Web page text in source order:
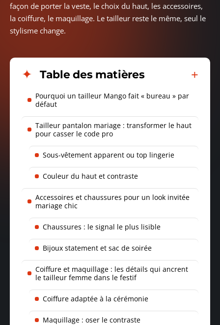
façon de porter la veste, le choix du haut, les accessoires,
la coiffure, le maquillage. Le tailleur reste le même, seul le
stylisme change.
Table des matières
Pourquoi un tailleur Mango fait « bureau » par
défaut
Tailleur pantalon mariage : transformer le haut
pour casser le code pro
Sous-vêtement apparent ou top lingerie
Couleur du haut et contraste
Accessoires et chaussures pour un look invitée
mariage chic
Chaussures : le signal le plus lisible
Bijoux statement et sac de soirée
Coiffure et maquillage : les détails qui ancrent
le tailleur femme dans le festif
Coiffure adaptée à la cérémonie
Maquillage : oser le contraste